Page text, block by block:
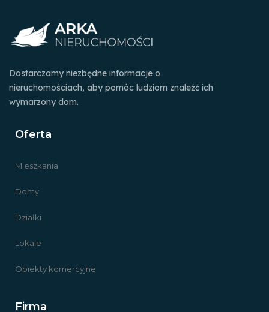
Dostarczamy niezbędne informacje o
nieruchomościach, aby pomóc ludziom znaleźć ich
wymarzony dom.
Oferta
Mieszkania
Domy
Działki
Lokale
Obiekty komercyjne
Firma